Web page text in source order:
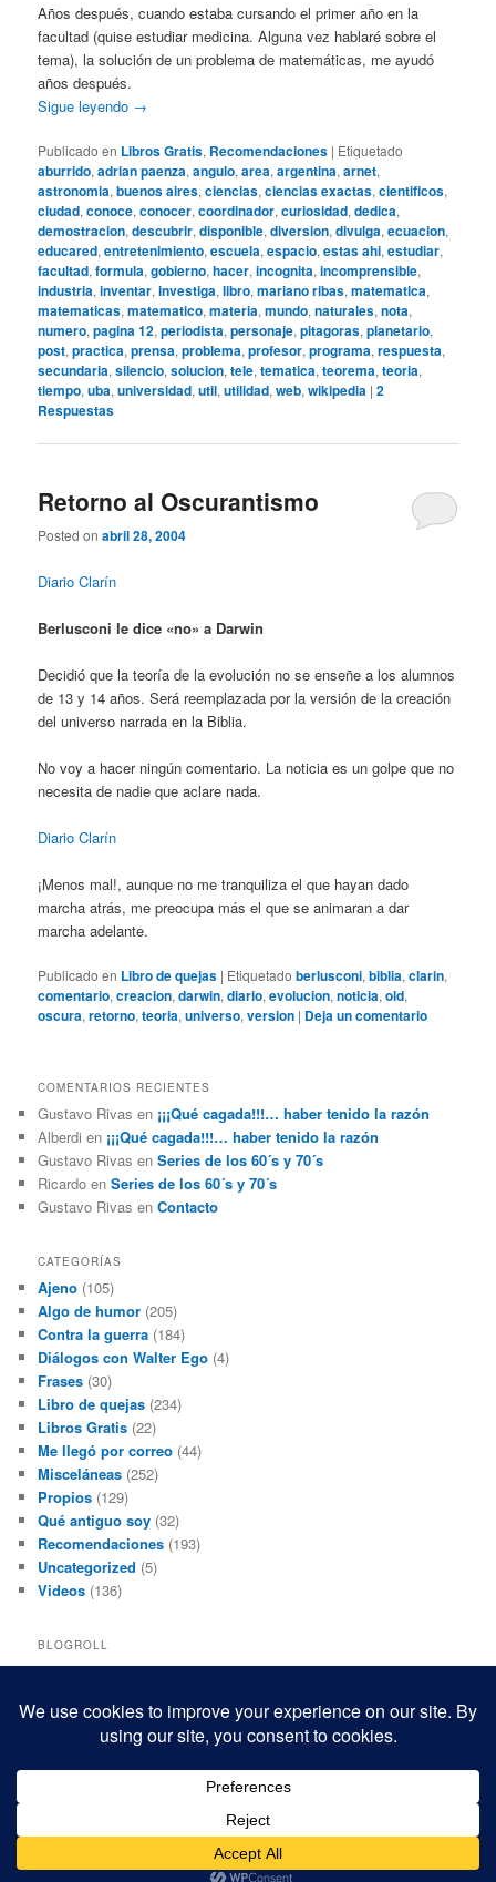
Años después, cuando estaba cursando el primer año en la
facultad (quise estudiar medicina. Alguna vez hablaré sobre el
tema), la solución de un problema de matemáticas, me ayudó
años después.
Sigue leyendo →
Publicado en Libros Gratis, Recomendaciones | Etiquetado
aburrido,adrian paenza,angulo,area,argentina,arnet,
astronomia,buenos aires,ciencias,ciencias exactas,cientificos,
ciudad,conoce,conocer,coordinador,curiosidad,dedica,
demostracion,descubrir,disponible,diversion,divulga,ecuacion,
educared,entretenimiento,escuela,espacio,estas ahi,estudiar,
facultad,formula,gobierno,hacer,incognita,incomprensible,
industria,inventar,investiga,libro,mariano ribas,matematica,
matematicas,matematico,materia,mundo,naturales,nota,
numero,pagina 12,periodista,personaje,pitagoras,planetario,
post,practica,prensa,problema,profesor,programa,respuesta,
secundaria,silencio,solucion,tele,tematica,teorema,teoria,
tiempo,uba,universidad,util,utilidad,web,wikipedia |2
Respuestas
Retorno al Oscurantismo
Posted onabril 28, 2004
Diario Clarín
Berlusconi le dice «no» a Darwin
Decidió que la teoría de la evolución no se enseñe a los alumnos
de 13 y 14 años. Será reemplazada por la versión de la creación
del universo narrada en la Biblia.
No voy a hacer ningún comentario. La noticia es un golpe que no
necesita de nadie que aclare nada.
Diario Clarín
¡Menos mal!, aunque no me tranquiliza el que hayan dado
marcha atrás, me preocupa más el que se animaran a dar
marcha adelante.
Publicado en Libro de quejas | Etiquetado berlusconi,biblia,clarin,
comentario,creacion,darwin,diario,evolucion,noticia,old,
oscura,retorno,teoria,universo,version | Deja un comentario
COMENTARIOS RECIENTES
Gustavo Rivas en ¡¡¡Qué cagada!!!… haber tenido la razón
Alberdi en ¡¡¡Qué cagada!!!… haber tenido la razón
Gustavo Rivas enSeries de los 60´s y 70´s
Ricardo enSeries de los 60´s y 70´s
Gustavo Rivas enContacto
CATEGORÍAS
Ajeno (105)
Algo de humor (205)
Contra la guerra (184)
Diálogos con Walter Ego (4)
Frases (30)
Libro de quejas (234)
Libros Gratis (22)
Me llegó por correo (44)
Misceláneas (252)
Propios (129)
Qué antiguo soy (32)
Recomendaciones (193)
Uncategorized (5)
Videos (136)
BLOGROLL
Black and White Power
Mis macrofotografías
Teresita Rivas
Funciona gracias a WordPress